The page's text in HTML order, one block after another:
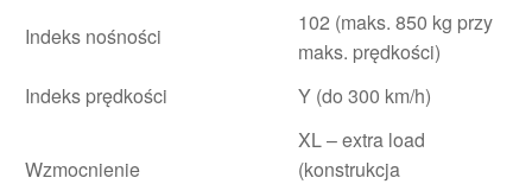
Indeks nośności
102 (maks. 850 kg przy
maks. prędkości)
Indeks prędkości
Y (do 300 km/h)
Wzmocnienie
XL – extra load
(konstrukcja